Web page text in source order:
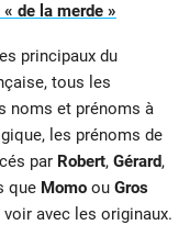
de la merde »
principaux du
tous les
noms et prénoms à
les prénoms de
par Robert, Gérard,
que Momo ou Gros
voir avec les originaux.